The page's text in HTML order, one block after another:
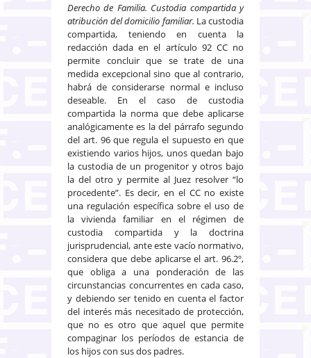
Derecho de Familia. Custodia compartida y
atribución del domicilio familiar. La custodia
compartida, teniendo en cuenta la
redacción dada en el artículo 92 CC no
permite concluir que se trate de una
medida excepcional sino que al contrario,
habrá de considerarse normal e incluso
deseable. En el caso de custodia
compartida la norma que debe aplicarse
analógicamente es la del párrafo segundo
del art. 96 que regula el supuesto en que
existiendo varios hijos, unos quedan bajo
la custodia de un progenitor y otros bajo
la del otro y permite al Juez resolver “lo
procedente”. Es decir, en el CC no existe
una regulación específica sobre el uso de
la vivienda familiar en el régimen de
custodia compartida y la doctrina
jurisprudencial, ante este vacío normativo,
considera que debe aplicarse el art. 96.2º,
que obliga a una ponderación de las
circunstancias concurrentes en cada caso,
y debiendo ser tenido en cuenta el factor
del interés más necesitado de protección,
que no es otro que aquel que permite
compaginar los períodos de estancia de
los hijos con sus dos padres.